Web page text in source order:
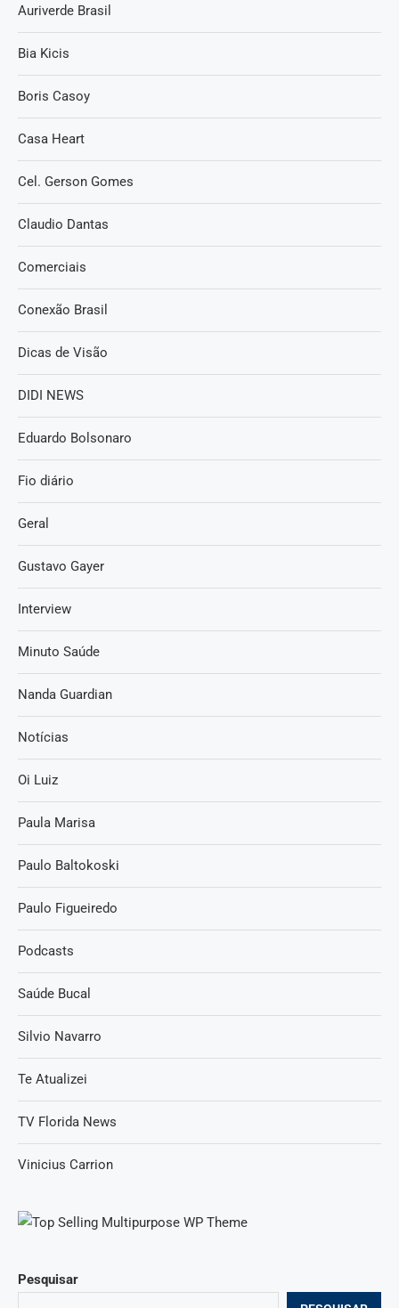
Pesquisar
Auriverde Brasil
Bia Kicis
Boris Casoy
Casa Heart
Cel. Gerson Gomes
Claudio Dantas
Comerciais
Conexão Brasil
Dicas de Visão
DIDI NEWS
Eduardo Bolsonaro
Fio diário
Geral
Gustavo Gayer
Interview
Minuto Saúde
Nanda Guardian
Notícias
Oi Luiz
Paula Marisa
Paulo Baltokoski
Paulo Figueiredo
Podcasts
Saúde Bucal
Silvio Navarro
Te Atualizei
TV Florida News
Vinicius Carrion